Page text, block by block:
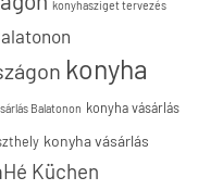
konyhasziget tervezés
konyha
Balatonon konyha vásárlás
konyha vásárlás
Küchen